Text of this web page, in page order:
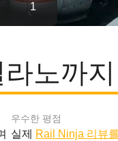
1
노까
우수한 평점
실제 Rail Ninja 리뷰를